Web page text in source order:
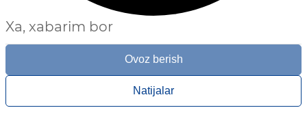
Xa, xabarim bor
Ovoz berish
Natijalar